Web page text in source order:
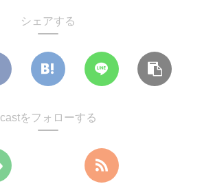
シェアする
castをフォローする